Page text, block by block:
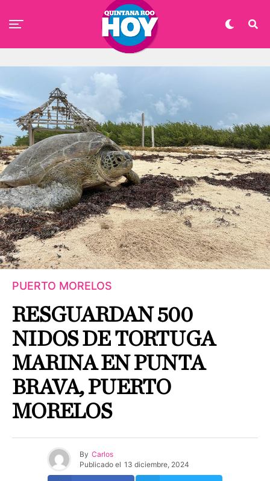
PUERTO MORELOS
RESGUARDAN 500
NIDOS DE TORTUGA
MARINA EN PUNTA
BRAVA, PUERTO
MORELOS
By Carlos
Publicado el 13 diciembre, 2024